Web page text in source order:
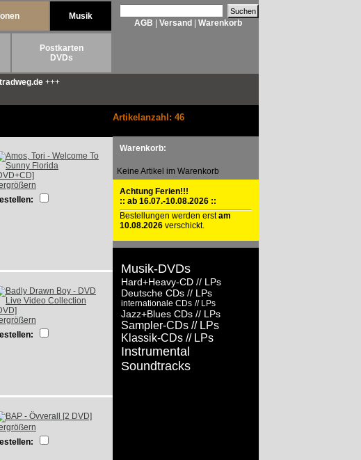
Musik
Postkarten
DVDs
AGB Versand Warenkorb
+++
Artikelanzahl: 46
Warenkorb:
Keine Artikel im Warenkorb
Achtung Ferien!!!
:: ab 16.07.-10.08.2026 ::
Bestellungen werden erstam
10.08.2026 verschickt.
Musik-DVDs
Hard+Heavy-CD // LPs
Deutsche CDs // LPs
internationale CDs // LPs
Jazz+Blues CDs // LPs
Sampler-CDs // LPs
Klassik-CDs // LPs
Instrumental
Soundtracks